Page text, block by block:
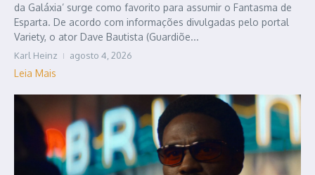
da Galáxia’ surge como favorito para assumir o Fantasma de
Esparta. De acordo com informações divulgadas pelo portal
Variety, o ator Dave Bautista (Guardiõe...
Karl Heinz agosto 4, 2026
Leia Mais